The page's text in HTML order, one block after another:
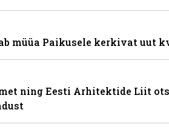
müüa Paikusele kerkivat uut
ning Eesti Arhitektide Liit